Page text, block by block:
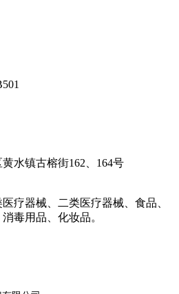
水镇古榕街162、164号
疗器械、二类医疗器械、食品、
毒用品、化妆品。